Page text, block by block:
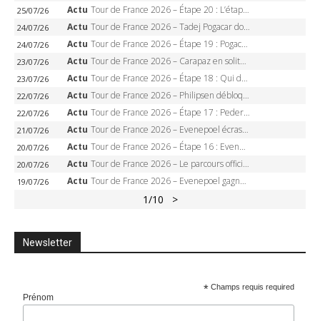
25/07/26 Actu Tour de France 2026 – Étape 20 : L’étape reine, Galibier, Sarenne, Alpe d’Huez, qui succédera à Pogacar ?
24/07/26 Actu Tour de France 2026 – Tadej Pogacar dompte l’Alpe d’Huez, 5e victoire, record de Pantani pulvérisé
24/07/26 Actu Tour de France 2026 – Étape 19 : Pogacar peut-il enfin dompter l’Alpe d’Huez ?
23/07/26 Actu Tour de France 2026 – Carapaz en solitaire à Orcières-Merlette, Paret-Peintre à un point du maillot à pois
23/07/26 Actu Tour de France 2026 – Étape 18 : Qui domptera Orcières-Merlette, première marche vers l’Alpe d’Huez ?
22/07/26 Actu Tour de France 2026 – Philipsen débloque son compteur à Voiron, Pedersen en danger pour le maillot vert
22/07/26 Actu Tour de France 2026 – Étape 17 : Pedersen peut-il verrouiller le maillot vert à Voiron ?
21/07/26 Actu Tour de France 2026 – Evenepoel écrase le chrono d’Évian, Seixas 4e, Lipowitz abandonne
20/07/26 Actu Tour de France 2026 – Étape 16 : Evenepoel, Pogacar, Ganna… qui domptera le chrono d’Évian pour redessiner le podium ?
20/07/26 Actu Tour de France 2026 – Le parcours officiel complet : 21 étapes, profils, carte et dates
19/07/26 Actu Tour de France 2026 – Evenepoel gagne à Solaison, Vingegaard abandonne, Pogacar toujours en jaune
1/10 >
Newsletter
* Champs requis required
Prénom